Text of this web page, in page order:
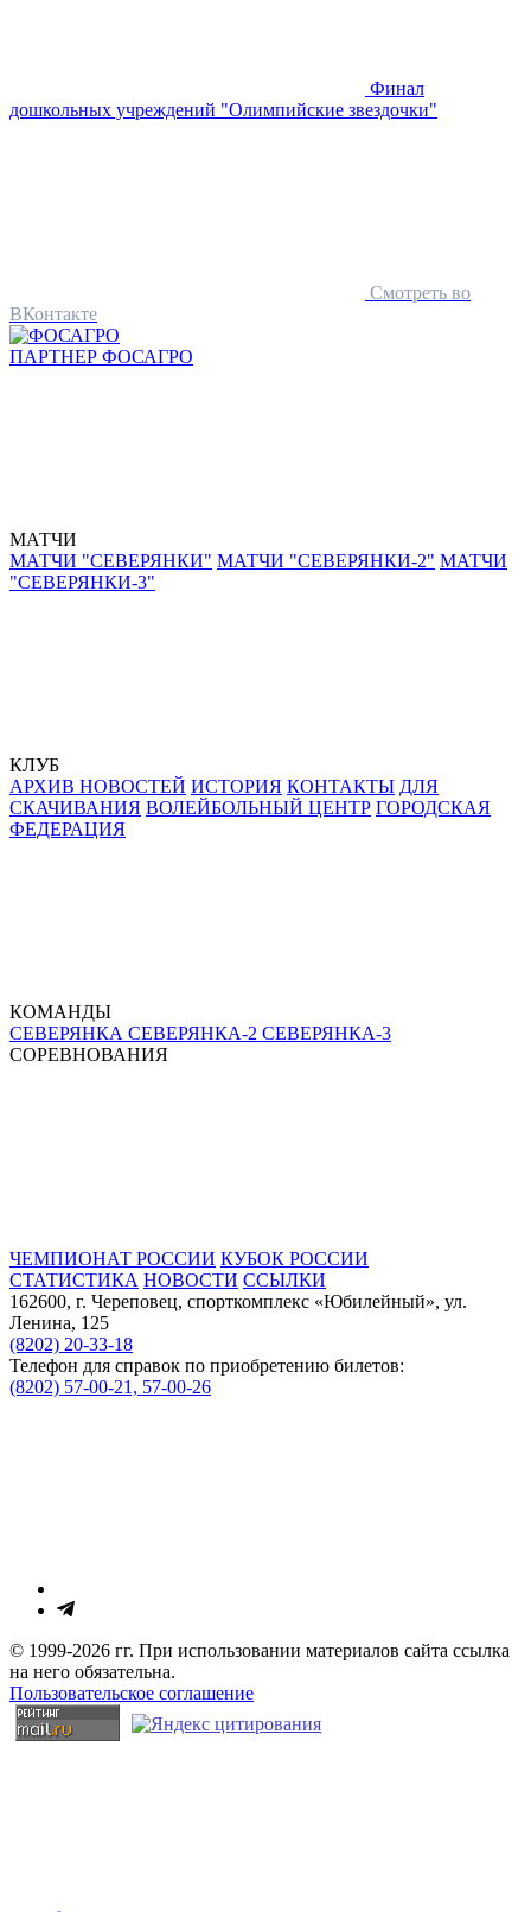
Финал
дошкольных учреждений "Олимпийские звездочки"
Смотреть во
ВКонтакте
ПАРТНЕР ФОСАГРО
МАТЧИ
МАТЧИ "СЕВЕРЯНКИ" МАТЧИ "СЕВЕРЯНКИ-2" МАТЧИ
"СЕВЕРЯНКИ-3"
КЛУБ
АРХИВ НОВОСТЕЙ ИСТОРИЯ КОНТАКТЫ ДЛЯ
СКАЧИВАНИЯ ВОЛЕЙБОЛЬНЫЙ ЦЕНТР ГОРОДСКАЯ
ФЕДЕРАЦИЯ
КОМАНДЫ
СЕВЕРЯНКА СЕВЕРЯНКА-2 СЕВЕРЯНКА-3
СОРЕВНОВАНИЯ
ЧЕМПИОНАТ РОССИИ КУБОК РОССИИ
СТАТИСТИКА НОВОСТИ ССЫЛКИ
162600, г. Череповец, спорткомплекс «Юбилейный», ул.
Ленина, 125
(8202) 20-33-18
Телефон для справок по приобретению билетов:
(8202) 57-00-21, 57-00-26
© 1999-2026 гг. При использовании материалов сайта ссылка
на него обязательна.
Пользовательское соглашение